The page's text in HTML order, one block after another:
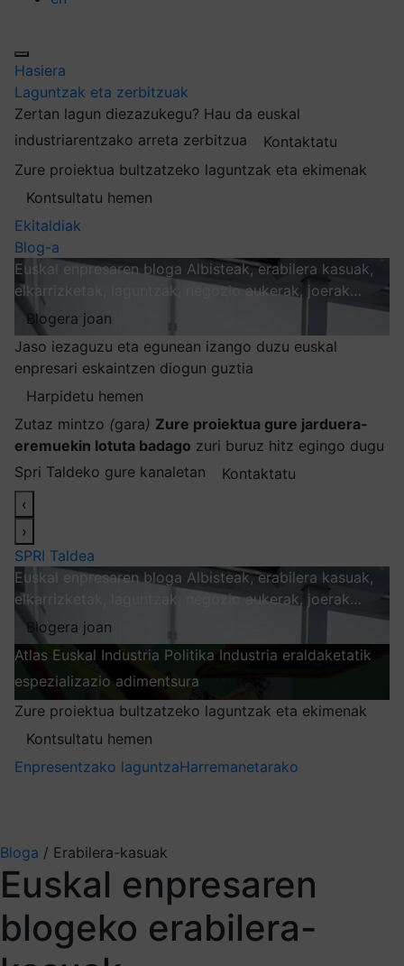
Hasiera
Laguntzak eta zerbitzuak
Zertan lagun diezazukegu? Hau da euskal
industriarentzako arreta zerbitzua
Kontaktatu
Zure proiektua bultzatzeko laguntzak eta ekimenak
Kontsultatu hemen
Ekitaldiak
Blog-a
Euskal enpresaren bloga Albisteak, erabilera kasuak,
elkarrizketak, laguntzak, negozio aukerak, joerak…
Blogera joan
Jaso iezaguzu eta egunean izango duzu euskal
enpresari eskaintzen diogun guztia
Harpidetu hemen
Zutaz mintzo (gara) Zure proiektua gure jarduera-
eremuekin lotuta badago zuri buruz hitz egingo dugu
Spri Taldeko gure kanaletan
Kontaktatu
‹
›
SPRI Taldea
Euskal enpresaren bloga Albisteak, erabilera kasuak,
elkarrizketak, laguntzak, negozio aukerak, joerak…
Blogera joan
Atlas Euskal Industria Politika Industria eraldaketatik
espezializazio adimentsura
Zure proiektua bultzatzeko laguntzak eta ekimenak
Kontsultatu hemen
Enpresentzako laguntzaHarremanetarako
Bloga / Erabilera-kasuak
Euskal enpresaren
blogeko erabilera-